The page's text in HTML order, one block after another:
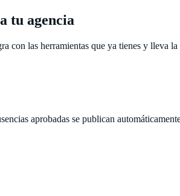
tu agencia
con las herramientas que ya tienes y lleva
aprobadas se publican